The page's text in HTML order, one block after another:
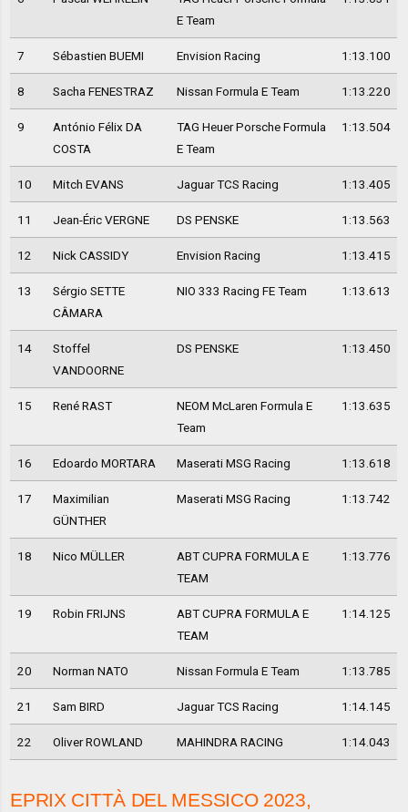
E Team
7 Sébastien BUEMI Envision Racing 1:13.100
8 Sacha FENESTRAZ Nissan Formula E Team 1:13.220
9
António Félix DA
COSTA
TAG Heuer Porsche Formula
E Team
1:13.504
10 Mitch EVANS Jaguar TCS Racing 1:13.405
11 Jean-Éric VERGNE DS PENSKE 1:13.563
12 Nick CASSIDY Envision Racing 1:13.415
13
Sérgio SETTE
CÂMARA
NIO 333 Racing FE Team 1:13.613
14
Stoffel
VANDOORNE
DS PENSKE 1:13.450
15 René RAST
NEOM McLaren Formula E
Team
1:13.635
16 Edoardo MORTARA Maserati MSG Racing 1:13.618
17
Maximilian
GÜNTHER
Maserati MSG Racing 1:13.742
18 Nico MÜLLER
ABT CUPRA FORMULA E
TEAM
1:13.776
19 Robin FRIJNS
ABT CUPRA FORMULA E
TEAM
1:14.125
20 Norman NATO Nissan Formula E Team 1:13.785
21 Sam BIRD Jaguar TCS Racing 1:14.145
22 Oliver ROWLAND MAHINDRA RACING 1:14.043
EPRIX CITTÀ DEL MESSICO 2023,